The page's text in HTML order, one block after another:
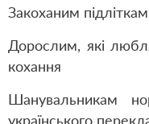
Закоханим підліткам
Дорослим, які
кохання
Шанувальникам
українського